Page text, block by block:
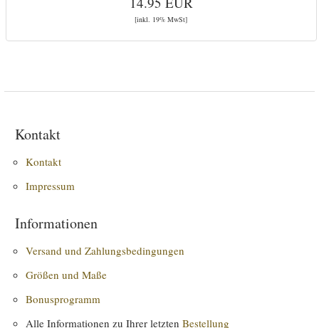
[inkl. 19% MwSt]
Kontakt
Kontakt
Impressum
Informationen
Versand und Zahlungsbedingungen
Größen und Maße
Bonusprogramm
Alle Informationen zu Ihrer letzten Bestellung